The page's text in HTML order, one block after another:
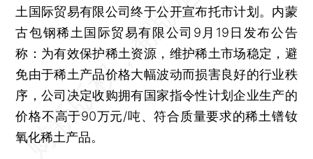
土国际贸易有限公司终于公开宣布托市计划。内蒙
古包钢稀土国际贸易有限公司9月19日发布公告
称：为有效保护稀土资源，维护稀土市场稳定，避
免由于稀土产品价格大幅波动而损害良好的行业秩
序，公司决定收购拥有国家指令性计划企业生产的
价格不高于90万元/吨、符合质量要求的稀土镨钕
氧化稀土产品。